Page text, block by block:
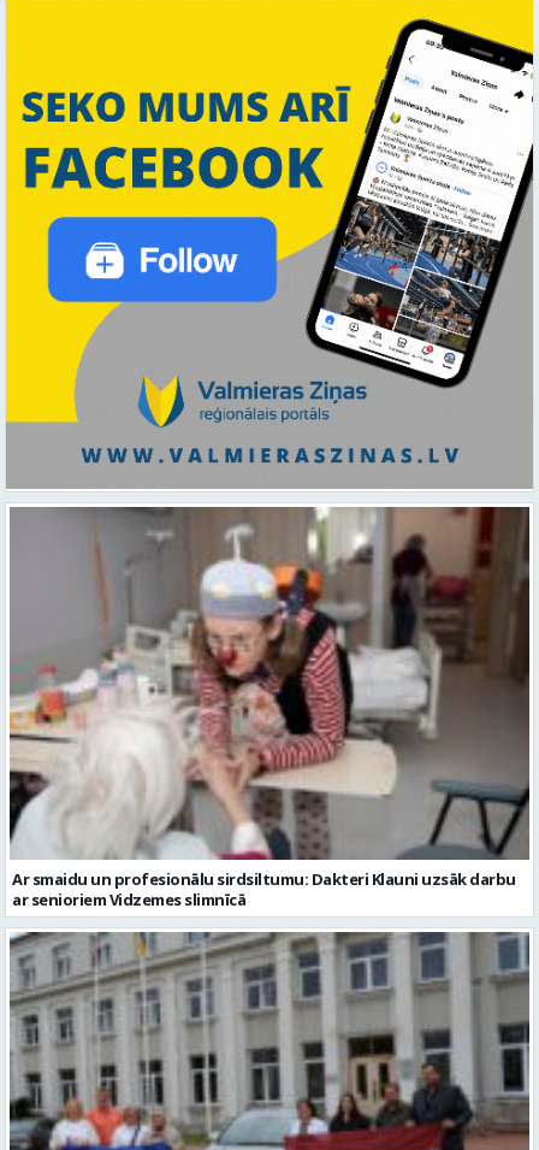
Ar smaidu un profesionālu sirdsiltumu: Dakteri Klauni uzsāk darbu
ar senioriem Vidzemes slimnīcā